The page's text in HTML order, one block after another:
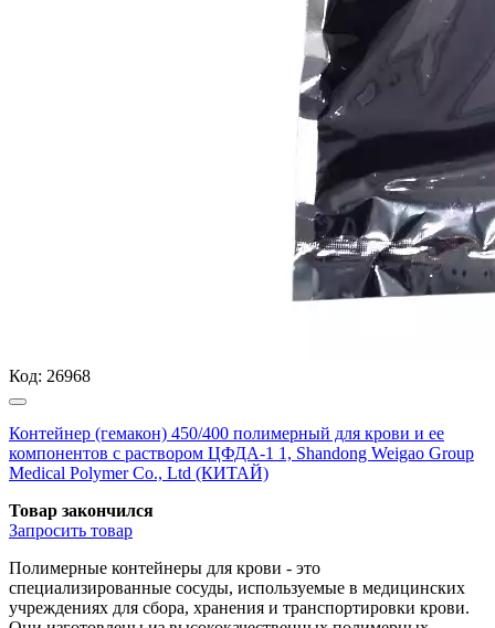
Код: 26968
Контейнер (гемакон) 450/400 полимерный для крови и ее
компонентов с раствором ЦФДА-1 1, Shandong Weigao Group
Medical Polymer Co., Ltd (КИТАЙ)
Товар закончился
Запросить товар
Полимерные контейнеры для крови - это
специализированные сосуды, используемые в медицинских
учреждениях для сбора, хранения и транспортировки крови.